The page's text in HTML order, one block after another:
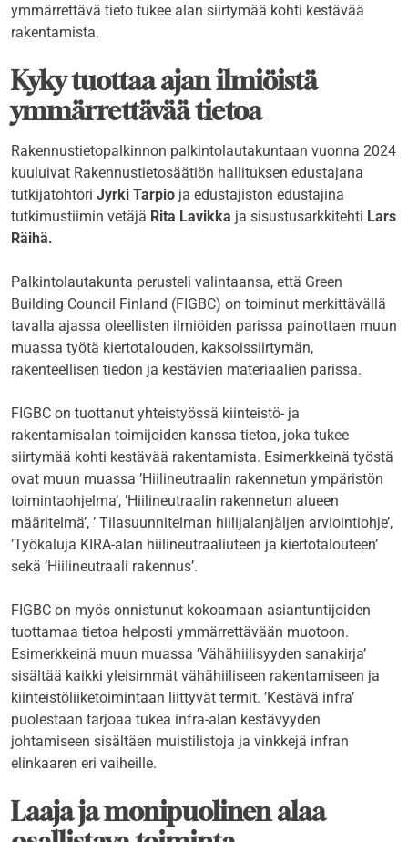
ymmärrettävä tieto tukee alan siirtymää kohti kestävää
rakentamista.
Kyky tuottaa ajan ilmiöistä
ymmärrettävää tietoa
Rakennustietopalkinnon palkintolautakuntaan vuonna 2024
kuuluivat Rakennustietosäätiön hallituksen edustajana
tutkijatohtori Jyrki Tarpio ja edustajiston edustajina
tutkimustiimin vetäjä Rita Lavikka ja sisustusarkkitehti Lars
Räihä.
Palkintolautakunta perusteli valintaansa, että Green
Building Council Finland (FIGBC) on toiminut merkittävällä
tavalla ajassa oleellisten ilmiöiden parissa painottaen muun
muassa työtä kiertotalouden, kaksoissiirtymän,
rakenteellisen tiedon ja kestävien materiaalien parissa.
FIGBC on tuottanut yhteistyössä kiinteistö- ja
rakentamisalan toimijoiden kanssa tietoa, joka tukee
siirtymää kohti kestävää rakentamista. Esimerkkeinä työstä
ovat muun muassa ’Hiilineutraalin rakennetun ympäristön
toimintaohjelma’, ’Hiilineutraalin rakennetun alueen
määritelmä’, ’ Tilasuunnitelman hiilijalanjäljen arviointiohje’,
’Työkaluja KIRA-alan hiilineutraaliuteen ja kiertotalouteen’
sekä ’Hiilineutraali rakennus’.
FIGBC on myös onnistunut kokoamaan asiantuntijoiden
tuottamaa tietoa helposti ymmärrettävään muotoon.
Esimerkkeinä muun muassa ’Vähähiilisyyden sanakirja’
sisältää kaikki yleisimmät vähähiiliseen rakentamiseen ja
kiinteistöliiketoimintaan liittyvät termit. ’Kestävä infra’
puolestaan tarjoaa tukea infra-alan kestävyyden
johtamiseen sisältäen muistilistoja ja vinkkejä infran
elinkaaren eri vaiheille.
Laaja ja monipuolinen alaa